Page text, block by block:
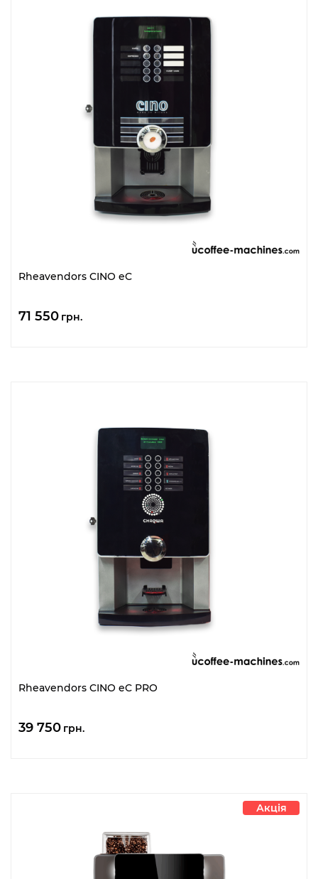
Rheavendors CINO eC
71 550 грн.
Rheavendors CINO eC PRO
39 750 грн.
Акція